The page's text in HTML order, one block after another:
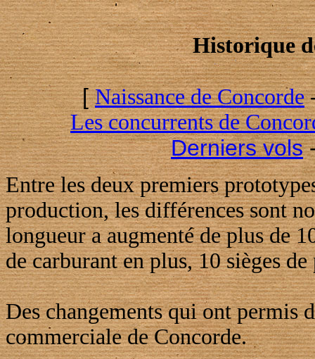
Historique
[ Naissance de Concorde
Les concurrents de
Derniers vols
Entre les deux premiers
production, les différences sont
longueur a augmenté de plus de
de carburant en plus, 10 sièges
Des changements qui ont permis
commerciale de Concorde.